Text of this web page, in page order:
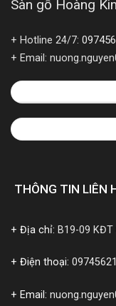
Sàn gỗ Hoàng
+ Hotline 24/7:
+ Email:
THÔNG TIN LIÊN
+ Địa chỉ: B19-09
+ Điện thoại:
+ Email: